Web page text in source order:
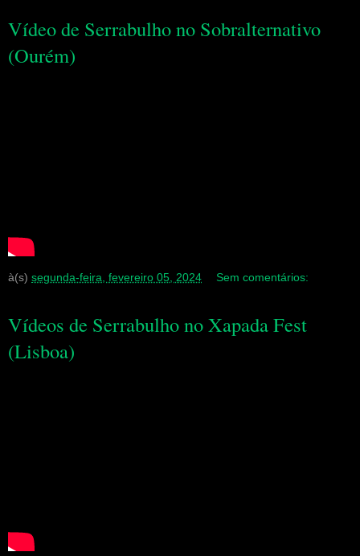
Vídeo de Serrabulho no Sobralternativo
(Ourém)
à(s) segunda-feira, fevereiro 05, 2024 Sem comentários:
Vídeos de Serrabulho no Xapada Fest
(Lisboa)